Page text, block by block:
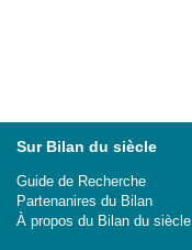
Sur Bilan du siècle
Guide de Recherche
Partenanires du Bilan
À propos du Bilan du siècle